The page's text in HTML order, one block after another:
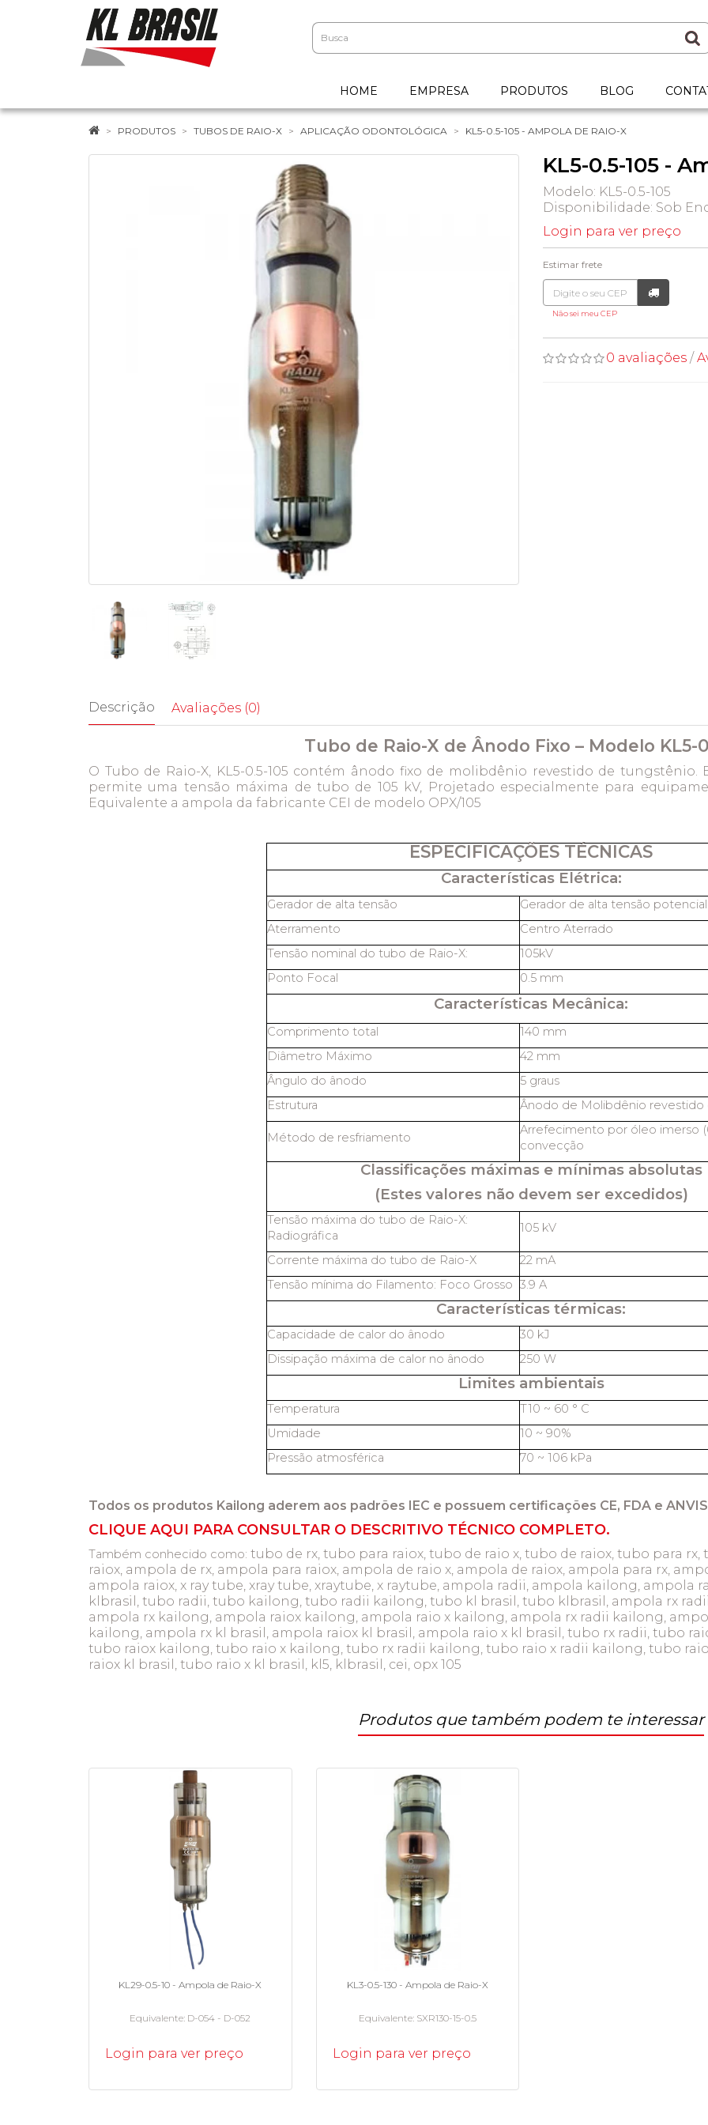
HOME EMPRESA PRODUTOS BLOG
PRODUTOS TUBOS DE RAIO-X APLICAÇÃO ODONTOLÓGICA KL5-0.5-105 - AMPOLA DE RAIO-X
KL5-0.5-105 -
Modelo: KL5-0.5-105
Disponibilidade: Sob
Login para ver preço
Estimar frete
Não sei meu CEP
0 avaliações /
Descrição Avaliações (0)
Tubo de Raio-X de Ânodo Fixo – Modelo KL5-
O Tubo de Raio-X, KL5-0.5-105 contém ânodo fixo de molibdênio revestido de
permite uma tensão máxima de tubo de 105 kV, Projetado especialmente para
Equivalente a ampola da fabricante CEI de modelo OPX/105
ESPECIFICAÇÕES TÉCNICAS
Características Elétrica:
Gerador de alta tensão
Gerador de alta tensão
Aterramento
Centro Aterrado
Tensão nominal do tubo de Raio-X:
105kV
Ponto Focal
0.5 mm
Características Mecânica:
Comprimento total
140 mm
Diâmetro Máximo
42 mm
Ângulo do ânodo
5 graus
Estrutura
Ânodo de Molibdênio revestido
Método de resfriamento
Arrefecimento por óleo imerso
convecção
Classificações máximas e mínimas absolutas
(Estes valores não devem ser excedidos)
Tensão máxima do tubo de Raio-X:
Radiográfica
105 kV
Corrente máxima do tubo de Raio-X
22 mA
Tensão mínima do Filamento: Foco Grosso 3.9 A
Características térmicas:
Capacidade de calor do ânodo
30 kJ
Dissipação máxima de calor no ânodo
250 W
Limites ambientais
Temperatura
T10 ~ 60 ° C
Umidade
10 ~ 90%
Pressão atmosférica
70 ~ 106 kPa
Todos os produtos Kailong aderem aos padrões IEC e possuem certificações CE, FDA e
CLIQUE AQUI PARA CONSULTAR O DESCRITIVO TÉCNICO COMPLETO.
Também conhecido como: tubo de rx, tubo para raiox, tubo de raio x, tubo de raiox, tubo para
raiox, ampola de rx, ampola para raiox, ampola de raio x, ampola de raiox, ampola para rx,
ampola raiox, x ray tube, xray tube, xraytube, x raytube, ampola radii, ampola kailong, ampola
klbrasil, tubo radii, tubo kailong, tubo radii kailong, tubo kl brasil, tubo klbrasil, ampola rx
ampola rx kailong, ampola raiox kailong, ampola raio x kailong, ampola rx radii kailong,
kailong, ampola rx kl brasil, ampola raiox kl brasil, ampola raio x kl brasil, tubo rx radii, tubo
tubo raiox kailong, tubo raio x kailong, tubo rx radii kailong, tubo raio x radii kailong, tubo
raiox kl brasil, tubo raio x kl brasil, kl5, klbrasil, cei, opx 105
Produtos que também podem te interessar
KL29-0.5-10 - Ampola de Raio-X
Equivalente D-054 - D-052
Login para ver preço
KL3-0.5-130 - Ampola de Raio-X
Equivalente SXR130-15-0.5
Login para ver preço